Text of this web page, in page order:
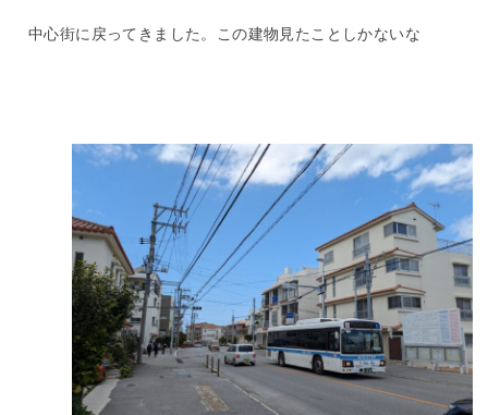
中心街に戻ってきました。この建物見たことしかないな